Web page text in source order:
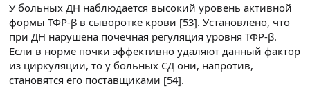
У больных ДН наблюдается высокий уровень активной
формы ТФР-β в сыворотке крови [53]. Установлено, что
при ДН нарушена почечная регуляция уровня ТФР-β.
Если в норме почки эффективно удаляют данный фактор
из циркуляции, то у больных СД они, напротив,
становятся его поставщиками [54].